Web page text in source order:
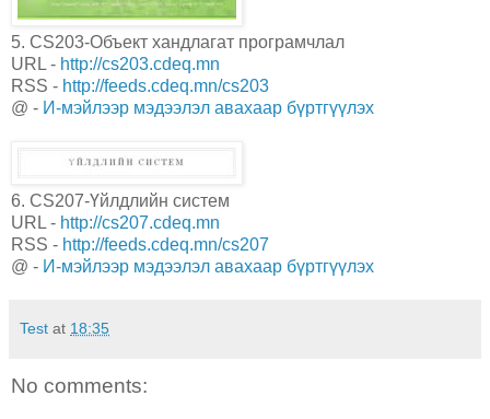
5. CS203-Объект хандлагат програмчлал
URL - http://cs203.cdeq.mn
RSS - http://feeds.cdeq.mn/cs203
@ - И-мэйлээр мэдээлэл авахаар бүртгүүлэх
6. CS207-Үйлдлийн систем
URL - http://cs207.cdeq.mn
RSS - http://feeds.cdeq.mn/cs207
@ - И-мэйлээр мэдээлэл авахаар бүртгүүлэх
Test at 18:35
No comments: